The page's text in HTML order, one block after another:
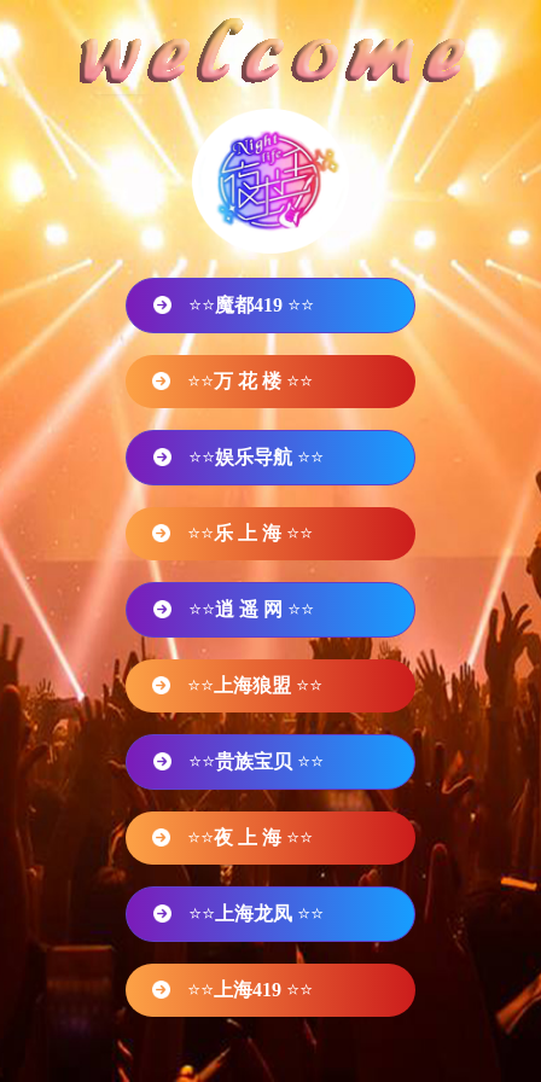
⭐⭐魔都419 ⭐⭐
⭐⭐万 花 楼 ⭐⭐
⭐⭐娱乐导航 ⭐⭐
⭐⭐乐 上 海 ⭐⭐
⭐⭐逍 遥 网 ⭐⭐
⭐⭐ 上海狼盟 ⭐⭐
⭐⭐贵族宝贝 ⭐⭐
⭐⭐夜 上 海 ⭐⭐
⭐⭐ 上海龙凤 ⭐⭐
⭐⭐ 上海419 ⭐⭐